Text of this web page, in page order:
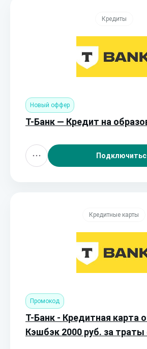
Кредиты
Новый оффер
Т-Банк — Кредит на
Кредитные карты
Промокод
Т-Банк - Кредитная карта
Кэшбэк 2000 руб. за траты